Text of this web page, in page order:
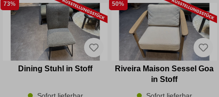
73%
Dining Stuhl in Stoff
50%
Riveira Maison Sessel Goa
in Stoff